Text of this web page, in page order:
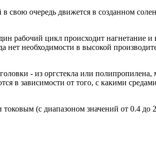
свою очередь движется в созданном
рабочий цикл происходит нагнетание и
необходимости в высокой
- из оргстекла или полипропилена,
зависимости от того, с какими средами
(с диапазоном значений от 0.4 до